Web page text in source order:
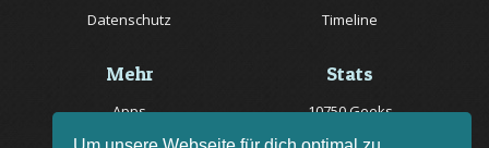
Datenschutz
Timeline
Mehr
Apps
Jobs
Stats
10750 Geeks
20057 Rätsel online